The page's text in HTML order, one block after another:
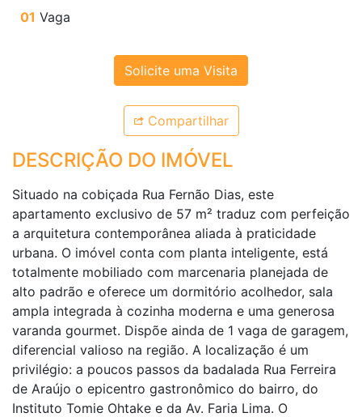
01 Vaga
Solicite uma Visita
Compartilhar
DESCRIÇÃO DO IMÓVEL
Situado na cobiçada Rua Fernão Dias, este
apartamento exclusivo de 57 m² traduz com perfeição
a arquitetura contemporânea aliada à praticidade
urbana. O imóvel conta com planta inteligente, está
totalmente mobiliado com marcenaria planejada de
alto padrão e oferece um dormitório acolhedor, sala
ampla integrada à cozinha moderna e uma generosa
varanda gourmet. Dispõe ainda de 1 vaga de garagem,
diferencial valioso na região. A localização é um
privilégio: a poucos passos da badalada Rua Ferreira
de Araújo o epicentro gastronômico do bairro, do
Instituto Tomie Ohtake e da Av. Faria Lima. O